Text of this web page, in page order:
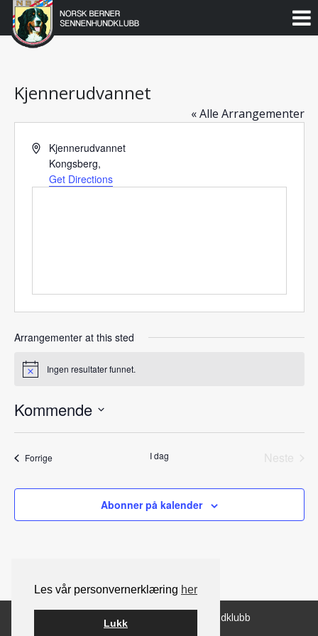
Les vår personvernerklæring her
Lukk
Gå
Norsk
Berner
Sennenhundklubb
Kjennerudvannet
« Alle Arrangementer
AddressKjennerudvannet
Kongsberg,
Get Directions
Arrangementer at this sted
Notice Ingen resultater funnet.
Kommende
ForrigeArrangementer I dag
Neste
Abonner på kalender
© 2026 Norsk Berner Sennenhundklubb